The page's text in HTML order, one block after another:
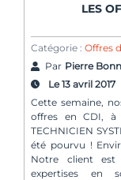
LES
Catégorie : Offres
Par Pierre
Le 13 avril 2017
Cette semaine,
offres en CDI, à
TECHNICIEN
été pourvu !
Notre client est
expertises en